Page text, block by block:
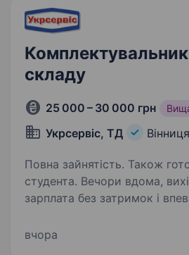
складу
25 000 – 30 000 грн
Укрсервіс, ТД Вінниця
Повна зайнятість. Також
студента. Вечори вдома, вихідні з рідними,
зарплата без затримок і
шукають багато людей.
вчора